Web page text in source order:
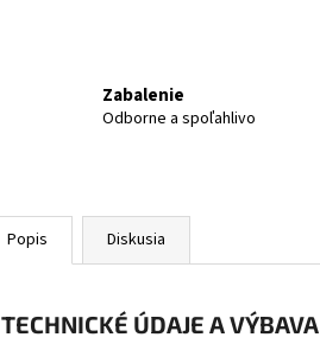
Zabalenie
Odborne a spoľahlivo
Popis Diskusia
TECHNICKÉ ÚDAJE A VÝBAVA